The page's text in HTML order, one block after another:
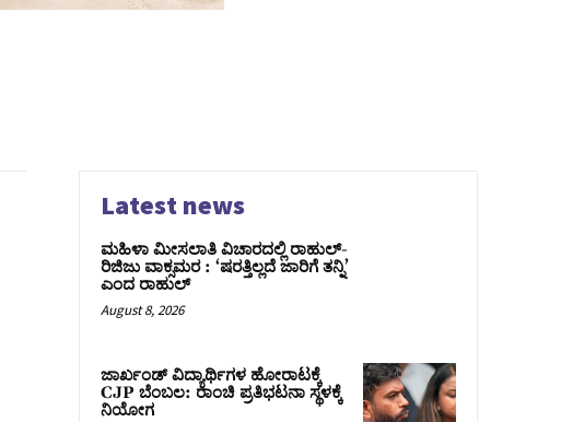
Latest news
ಮಹಿಳಾ ಮೀಸಲಾತಿ ವಿಚಾರದಲ್ಲಿ ರಾಹುಲ್‌-
ರಿಜಿಜು ವಾಕ್ಸಮರ : ‘ಷರತ್ತಿಲ್ಲದೆ ಜಾರಿಗೆ ತನ್ನಿ’
ಎಂದ ರಾಹುಲ್‌
August 8, 2026
ಜಾರ್ಖಂಡ್‌ ವಿದ್ಯಾರ್ಥಿಗಳ ಹೋರಾಟಕ್ಕೆ
CJP ಬೆಂಬಲ: ರಾಂಚಿ ಪ್ರತಿಭಟನಾ ಸ್ಥಳಕ್ಕೆ
ನಿಯೋಗ